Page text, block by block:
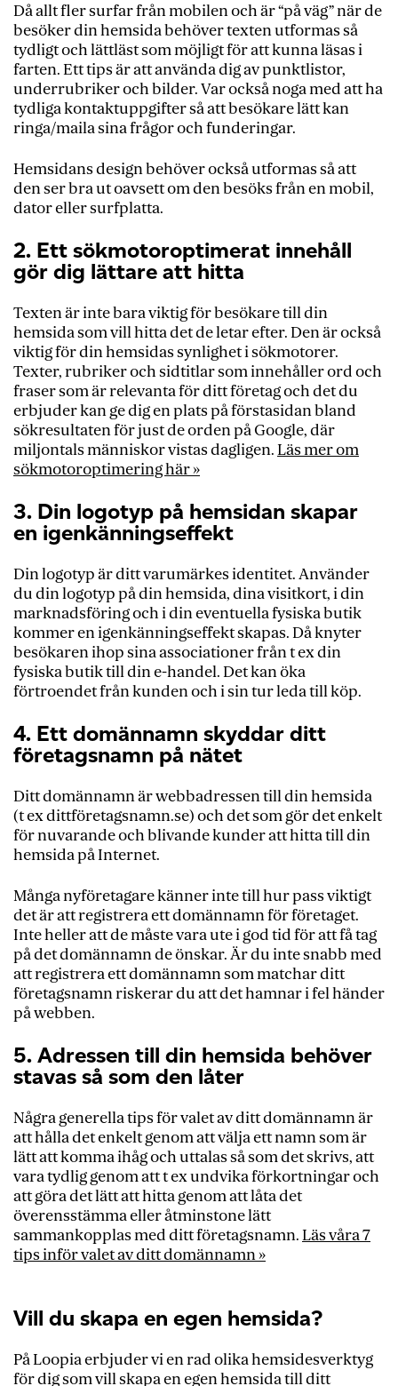
Då allt fler surfar från mobilen och är “på väg” när de
besöker din hemsida behöver texten utformas så
tydligt och lättläst som möjligt för att kunna läsas i
farten. Ett tips är att använda dig av punktlistor,
underrubriker och bilder. Var också noga med att ha
tydliga kontaktuppgifter så att besökare lätt kan
ringa/maila sina frågor och funderingar.
Hemsidans design behöver också utformas så att
den ser bra ut oavsett om den besöks från en mobil,
dator eller surfplatta.
2. Ett sökmotoroptimerat innehåll
gör dig lättare att hitta
Texten är inte bara viktig för besökare till din
hemsida som vill hitta det de letar efter. Den är också
viktig för din hemsidas synlighet i sökmotorer.
Texter, rubriker och sidtitlar som innehåller ord och
fraser som är relevanta för ditt företag och det du
erbjuder kan ge dig en plats på förstasidan bland
sökresultaten för just de orden på Google, där
miljontals människor vistas dagligen.Läs mer om
sökmotoroptimering här »
3. Din logotyp på hemsidan skapar
en igenkänningseffekt
Din logotyp är ditt varumärkes identitet. Använder
du din logotyp på din hemsida, dina visitkort, i din
marknadsföring och i din eventuella fysiska butik
kommer en igenkänningseffekt skapas. Då knyter
besökaren ihop sina associationer från t ex din
fysiska butik till din e-handel. Det kan öka
förtroendet från kunden och i sin tur leda till köp.
4. Ett domännamn skyddar ditt
företagsnamn på nätet
Ditt domännamn är webbadressen till din hemsida
(t ex dittföretagsnamn.se) och det som gör det enkelt
för nuvarande och blivande kunder att hitta till din
hemsida på Internet.
Många nyföretagare känner inte till hur pass viktigt
det är att registrera ett domännamn för företaget.
Inte heller att de måste vara ute i god tid för att få tag
på det domännamn de önskar. Är du inte snabb med
att registrera ett domännamn som matchar ditt
företagsnamn riskerar du att det hamnar i fel händer
på webben.
5. Adressen till din hemsida behöver
stavas så som den låter
Några generella tips för valet av ditt domännamn är
att hålla det enkelt genom att välja ett namn som är
lätt att komma ihåg och uttalas så som det skrivs, att
vara tydlig genom att t ex undvika förkortningar och
att göra det lätt att hitta genom att låta det
överensstämma eller åtminstone lätt
sammankopplas med ditt företagsnamn.Läs våra 7
tips inför valet av ditt domännamn »
Vill du skapa en egen hemsida?
På Loopia erbjuder vi en rad olika hemsidesverktyg
för dig som vill skapa en egen hemsida till ditt